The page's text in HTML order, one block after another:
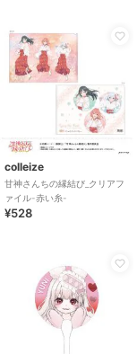
colleize
甘神さんちの縁結び_クリアフ
ァイル-赤い糸-
¥528